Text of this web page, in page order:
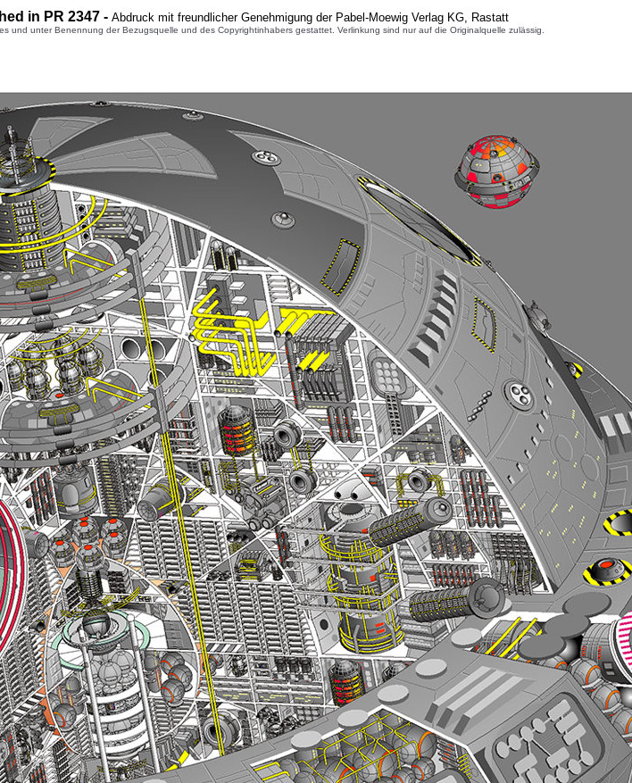
in PR 2347 - Abdruck mit freundlicher Genehmigung der Pabel-Moewig Verlag KG, Rastatt
unter Benennung der Bezugsquelle und des Copyrightinhabers gestattet. Verlinkung sind nur auf die Originalquelle zulässig.